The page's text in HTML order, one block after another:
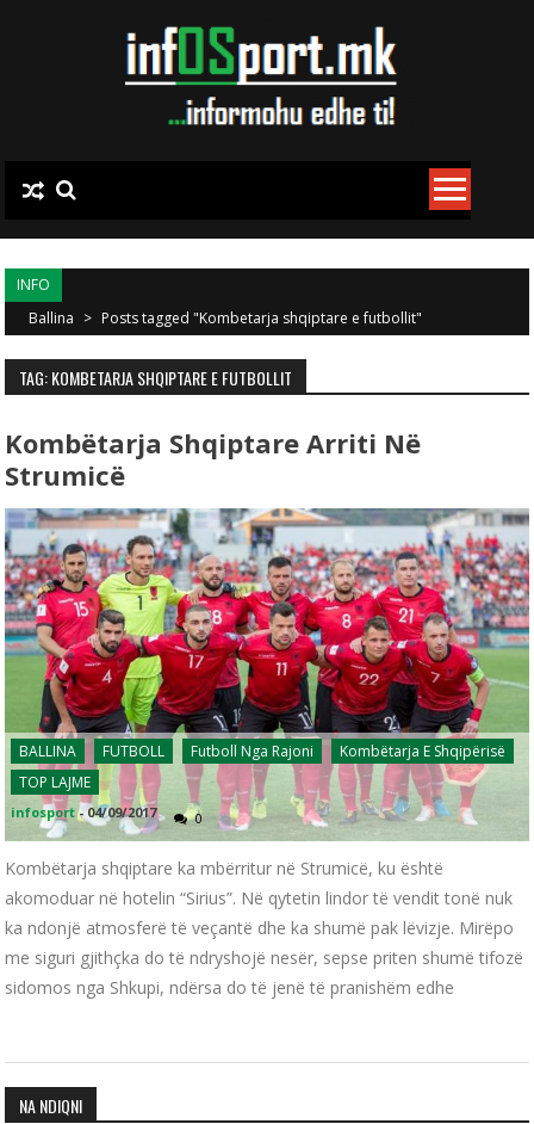
INFO
Ballina > Posts tagged "Kombetarja shqiptare e futbollit"
TAG: KOMBETARJA SHQIPTARE E FUTBOLLIT
Kombëtarja Shqiptare Arriti Në
Strumicë
BALLINA FUTBOLL Futboll Nga Rajoni
Kombëtarja E Shqipërisë
TOP LAJME
infosport -04/09/2017 0
Kombëtarja shqiptare ka mbërritur në Strumicë, ku është
akomoduar në hotelin “Sirius”. Në qytetin lindor të vendit tonë nuk
ka ndonjë atmosferë të veçantë dhe ka shumë pak lëvizje. Mirëpo
me siguri gjithçka do të ndryshojë nesër, sepse priten shumë tifozë
sidomos nga Shkupi, ndërsa do të jenë të pranishëm edhe
NA NDIQNI